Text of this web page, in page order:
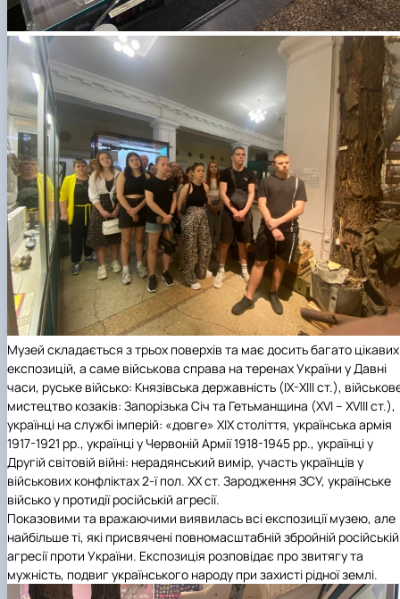
Музей складається з трьох поверхів та має досить багато цікавих
експозицій, а саме військова справа на теренах України у Давні
часи, руське військо: Князівська державність (ІХ-ХІІІ ст.),
мистецтво козаків: Запорізька Січ та Гетьманщина (XVI – XVIIІ ст.),
українці на службі імперій: «довге» ХІХ століття, українська армія
1917-1921 рр., українці у Червоній Армії 1918-1945 рр., українці у
Другій світовій війні: нерадянський вимір, участь українців у
військових конфліктах 2-ї пол. ХХ ст. Зародження ЗСУ, українське
військо у протидії російській агресії.
Показовими та вражаючими виявилась всі експозиції музею, але
найбільше ті, які присвячені повномасштабній збройній російській
агресії проти України. Експозиція розповідає про звитягу та
мужність, подвиг українського народу при захисті рідної землі.